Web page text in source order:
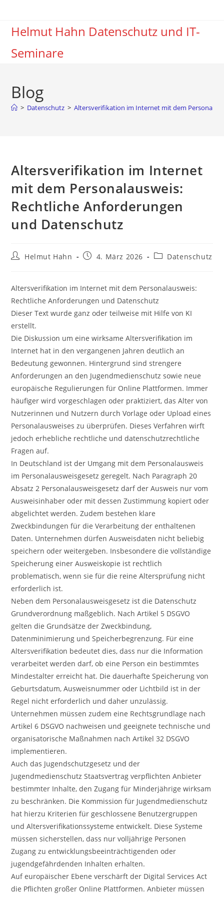
springenHelmut Hahn Datenschutz und IT-
Seminare
Blog
> Datenschutz > Altersverifikation im Internet mit dem
Altersverifikation im Internet
mit dem Personalausweis:
Rechtliche Anforderungen
und Datenschutz
Beitrags-
Helmut Hahn
Beitrag4. März 2026
Beitrags-
Datenschutz
Altersverifikation im Internet mit dem Personalausweis:
Rechtliche Anforderungen und Datenschutz
Dieser Text wurde ganz oder teilweise mit Hilfe von KI
erstellt.
Die Diskussion um eine wirksame Altersverifikation im
Internet hat in den vergangenen Jahren deutlich an
Bedeutung gewonnen. Hintergrund sind strengere
Anforderungen an den Jugendmedienschutz sowie neue
europäische Regulierungen für Online Plattformen. Immer
häufiger wird vorgeschlagen oder praktiziert, das Alter von
Nutzerinnen und Nutzern durch Vorlage oder Upload eines
Personalausweises zu überprüfen. Dieses Verfahren wirft
jedoch erhebliche rechtliche und datenschutzrechtliche
Fragen auf.
In Deutschland ist der Umgang mit dem Personalausweis
im Personalausweisgesetz geregelt. Nach Paragraph 20
Absatz 2 Personalausweisgesetz darf der Ausweis nur vom
Ausweisinhaber oder mit dessen Zustimmung kopiert oder
abgelichtet werden. Zudem bestehen klare
Zweckbindungen für die Verarbeitung der enthaltenen
Daten. Unternehmen dürfen Ausweisdaten nicht beliebig
speichern oder weitergeben. Insbesondere die vollständige
Speicherung einer Ausweiskopie ist rechtlich
problematisch, wenn sie für die reine Altersprüfung nicht
erforderlich ist.
Neben dem Personalausweisgesetz ist die Datenschutz
Grundverordnung maßgeblich. Nach Artikel 5 DSGVO
gelten die Grundsätze der Zweckbindung,
Datenminimierung und Speicherbegrenzung. Für eine
Altersverifikation bedeutet dies, dass nur die Information
verarbeitet werden darf, ob eine Person ein bestimmtes
Mindestalter erreicht hat. Die dauerhafte Speicherung von
Geburtsdatum, Ausweisnummer oder Lichtbild ist in der
Regel nicht erforderlich und daher unzulässig.
Unternehmen müssen zudem eine Rechtsgrundlage nach
Artikel 6 DSGVO nachweisen und geeignete technische und
organisatorische Maßnahmen nach Artikel 32 DSGVO
implementieren.
Auch das Jugendschutzgesetz und der
Jugendmedienschutz Staatsvertrag verpflichten Anbieter
bestimmter Inhalte, den Zugang für Minderjährige wirksam
zu beschränken. Die Kommission für Jugendmedienschutz
hat hierzu Kriterien für geschlossene Benutzergruppen
und Altersverifikationssysteme entwickelt. Diese Systeme
müssen sicherstellen, dass nur volljährige Personen
Zugang zu entwicklungsbeeinträchtigenden oder
jugendgefährdenden Inhalten erhalten.
Auf europäischer Ebene verschärft der Digital Services Act
die Pflichten großer Online Plattformen. Anbieter müssen